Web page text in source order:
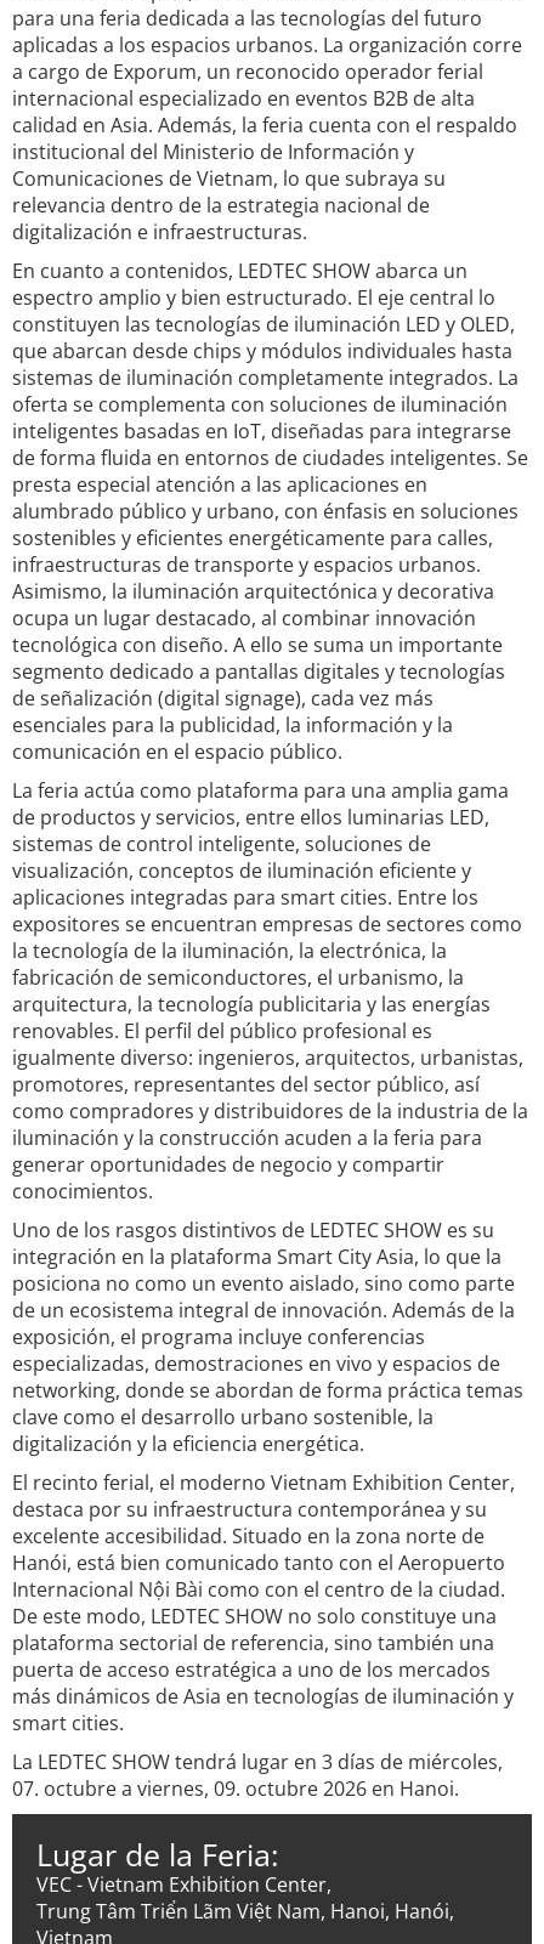
para una feria dedicada a las tecnologías del futuro
aplicadas a los espacios urbanos. La organización corre
a cargo de Exporum, un reconocido operador ferial
internacional especializado en eventos B2B de alta
calidad en Asia. Además, la feria cuenta con el respaldo
institucional del Ministerio de Información y
Comunicaciones de Vietnam, lo que subraya su
relevancia dentro de la estrategia nacional de
digitalización e infraestructuras.
En cuanto a contenidos, LEDTEC SHOW abarca un
espectro amplio y bien estructurado. El eje central lo
constituyen las tecnologías de iluminación LED y OLED,
que abarcan desde chips y módulos individuales hasta
sistemas de iluminación completamente integrados. La
oferta se complementa con soluciones de iluminación
inteligentes basadas en IoT, diseñadas para integrarse
de forma fluida en entornos de ciudades inteligentes. Se
presta especial atención a las aplicaciones en
alumbrado público y urbano, con énfasis en soluciones
sostenibles y eficientes energéticamente para calles,
infraestructuras de transporte y espacios urbanos.
Asimismo, la iluminación arquitectónica y decorativa
ocupa un lugar destacado, al combinar innovación
tecnológica con diseño. A ello se suma un importante
segmento dedicado a pantallas digitales y tecnologías
de señalización (digital signage), cada vez más
esenciales para la publicidad, la información y la
comunicación en el espacio público.
La feria actúa como plataforma para una amplia gama
de productos y servicios, entre ellos luminarias LED,
sistemas de control inteligente, soluciones de
visualización, conceptos de iluminación eficiente y
aplicaciones integradas para smart cities. Entre los
expositores se encuentran empresas de sectores como
la tecnología de la iluminación, la electrónica, la
fabricación de semiconductores, el urbanismo, la
arquitectura, la tecnología publicitaria y las energías
renovables. El perfil del público profesional es
igualmente diverso: ingenieros, arquitectos, urbanistas,
promotores, representantes del sector público, así
como compradores y distribuidores de la industria de la
iluminación y la construcción acuden a la feria para
generar oportunidades de negocio y compartir
conocimientos.
Uno de los rasgos distintivos de LEDTEC SHOW es su
integración en la plataforma Smart City Asia, lo que la
posiciona no como un evento aislado, sino como parte
de un ecosistema integral de innovación. Además de la
exposición, el programa incluye conferencias
especializadas, demostraciones en vivo y espacios de
networking, donde se abordan de forma práctica temas
clave como el desarrollo urbano sostenible, la
digitalización y la eficiencia energética.
El recinto ferial, el moderno Vietnam Exhibition Center,
destaca por su infraestructura contemporánea y su
excelente accesibilidad. Situado en la zona norte de
Hanói, está bien comunicado tanto con el Aeropuerto
Internacional Nội Bài como con el centro de la ciudad.
De este modo, LEDTEC SHOW no solo constituye una
plataforma sectorial de referencia, sino también una
puerta de acceso estratégica a uno de los mercados
más dinámicos de Asia en tecnologías de iluminación y
smart cities.
La LEDTEC SHOW tendrá lugar en 3 días de miércoles,
07. octubre a viernes, 09. octubre 2026 en Hanoi.
Lugar de la Feria:
VEC - Vietnam Exhibition Center,
Trung Tâm Triển Lãm Việt Nam, Hanoi, Hanói,
Vietnam